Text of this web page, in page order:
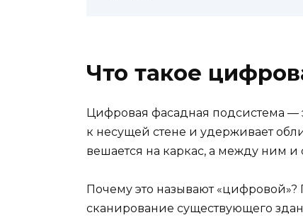
Что такое
Цифровая фасадная подсистема —
к несущей стене и удерживает
вешается на каркас, а между ним и
Почему это называют
сканирование существующего